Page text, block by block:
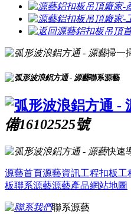
掃一
聯系源藝
備16102525號
快速
源藝首頁源藝資訊工程扣板工
板聯系源藝源藝產品網站地圖
聯系源藝